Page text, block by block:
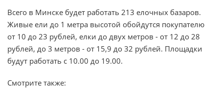
Всего в Минске будет работать 213 елочных базаров.
Живые ели до 1 метра высотой обойдутся покупателю
от 10 до 23 рублей, елки до двух метров - от 12 до 28
рублей, до 3 метров - от 15,9 до 32 рублей. Площадки
будут работать с 10.00 до 19.00.
Смотрите также: